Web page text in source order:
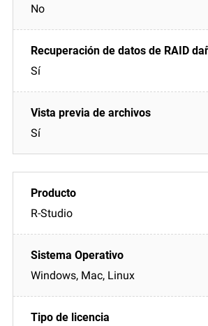
No
Sí
Sí
R-Studio
Windows, Mac, Linux